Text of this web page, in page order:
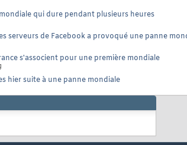
qui dure pendant plusieurs heures
serveurs de Facebook a provoqué une panne
s'associent pour une première mondiale
hier suite à une panne mondiale